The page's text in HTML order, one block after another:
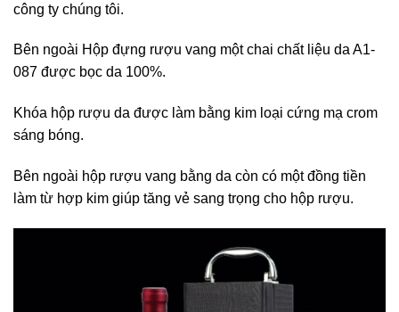
công ty chúng tôi.
Bên ngoài Hộp đựng rượu vang một chai chất liệu da A1-
087 được bọc da 100%.
Khóa hộp rượu da được làm bằng kim loại cứng mạ crom
sáng bóng.
Bên ngoài hộp rượu vang bằng da còn có một đồng tiền
làm từ hợp kim giúp tăng vẻ sang trọng cho hộp rượu.